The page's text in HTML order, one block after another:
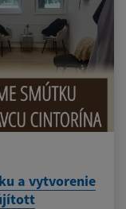
a vytvorenie